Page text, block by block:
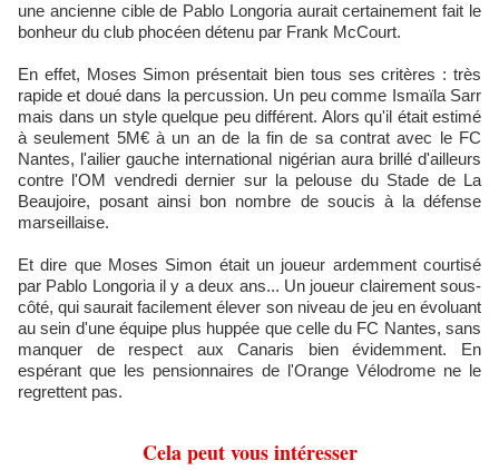
une ancienne cible de Pablo Longoria aurait certainement fait le
bonheur du club phocéen détenu par Frank McCourt.
En effet, Moses Simon présentait bien tous ses critères : très
rapide et doué dans la percussion. Un peu comme Ismaïla Sarr
mais dans un style quelque peu différent. Alors qu'il était estimé
à seulement 5M€ à un an de la fin de sa contrat avec le FC
Nantes, l'ailier gauche international nigérian aura brillé d'ailleurs
contre l'OM vendredi dernier sur la pelouse du Stade de La
Beaujoire, posant ainsi bon nombre de soucis à la défense
marseillaise.
Et dire que Moses Simon était un joueur ardemment courtisé
par Pablo Longoria il y a deux ans... Un joueur clairement sous-
côté, qui saurait facilement élever son niveau de jeu en évoluant
au sein d'une équipe plus huppée que celle du FC Nantes, sans
manquer de respect aux Canaris bien évidemment. En
espérant que les pensionnaires de l'Orange Vélodrome ne le
regrettent pas.
Cela peut vous intéresser